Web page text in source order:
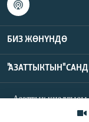
БИЗ ЖӨНҮНДӨ
"АЗАТТЫКТЫН"
Азаттык үналгысы